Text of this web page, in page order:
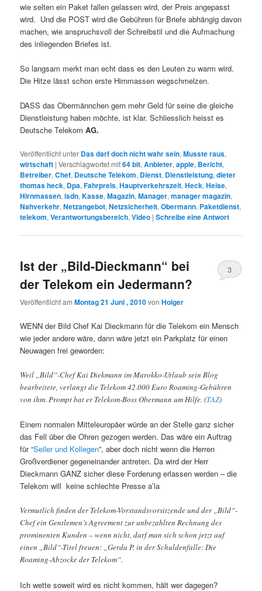
wie selten ein Paket fallen gelassen wird, der Preis angepasst
wird. Und die POST wird die Gebühren für Briefe abhängig davon
machen, wie anspruchsvoll der Schreibstil und die Aufmachung
des inliegenden Briefes ist.
So langsam merkt man echt dass es den Leuten zu warm wird.
Die Hitze lässt schon erste Hirnmassen wegschmelzen.
DASS das Obermännchen gern mehr Geld für seine die gleiche
Dienstleistung haben möchte, ist klar. Schliesslich heisst es
Deutsche TelekomAG.
Veröffentlicht unter Das darf doch nicht wahr sein,Musste raus,
wirtschaft |Verschlagwortet mit64 bit,Anbieter,apple, Bericht,
Betreiber,Chef, Deutsche Telekom, Dienst, Dienstleistung,dieter
thomas heck, Dpa,Fahrpreis,Hauptverkehrszeit,Heck,Heise,
Hirnmassen,isdn,Kasse,Magazin,Manager,manager magazin,
Nahverkehr,Netzangebot,Netzsicherheit,Obermann, Paketdienst,
telekom,Verantwortungsbereich,Video |Schreibe eine Antwort
Ist der „Bild-Dieckmann“ bei
der Telekom ein Jedermann?
Veröffentlicht amMontag 21 Juni , 2010vonHolger
3
WENN der Bild Chef Kai Dieckmann für die Telekom ein Mensch
wie jeder andere wäre, dann wäre jetzt ein Parkplatz für einen
Neuwagen frei geworden:
Weil „Bild“-Chef Kai Diekmann im Marokko-Urlaub sein Blog
bearbeitete, verlangt die Telekom 42.000 Euro Roaming-Gebühren
von ihm. Prompt bat er Telekom-Boss Obermann um Hilfe. (TAZ)
Einem normalen Mitteleuropäer würde an der Stelle ganz sicher
das Fell über die Ohren gezogen werden. Das wäre ein Auftrag
für “Seiler und Kollegen”, aber doch nicht wenn die Herren
Großverdiener gegeneinander antreten. Da wird der Herr
Dieckmann GANZ sicher diese Forderung erlassen werden – die
Telekom will keine schlechte Presse a’la
Vermutlich finden der Telekom-Vorstandsvorsitzende und der „Bild“-
Chef ein Gentlemen’s Agreement zur unbezahlten Rechnung des
prominenten Kunden – wenn nicht, darf man sich schon jetzt auf
einen „Bild“-Titel freuen: „Gerda P. in der Schuldenfalle: Die
Roaming-Abzocke der Telekom“.
Ich wette soweit wird es nicht kommen, hält wer dagegen?